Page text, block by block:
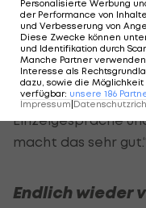
Der Steirer, der
ÖFB-U21 trainiert,
Schützlingen
hinterlassen. Ballo
Einzelgespräche
macht das sehr gut.“
Endlich wieder
Personalisierte Werbung
der Performance von
und Verbesserung von
Diese Zwecke können
und Identifikation durch
Manche Partner
Interesse als
dazu, sowie die
verfügbar: unsere 186
Impressum|